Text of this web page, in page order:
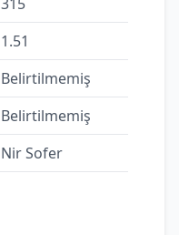
1.51
Belirtilmemiş
Belirtilmemiş
Nir Sofer